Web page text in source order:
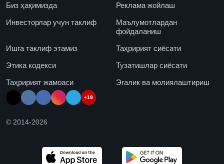
Биз ҳақимизда
Реклама жойлаш
Инвесторлар учун таклиф
Маълумотлардан
фойдаланиш
Ишга таклиф этамиз
Таҳририят сиёсати
Этика кодекси
Тузатишлар сиёсати
Таҳририят жамоаси
Эгалик ва молиялаштириш
+18
© 2014-2026